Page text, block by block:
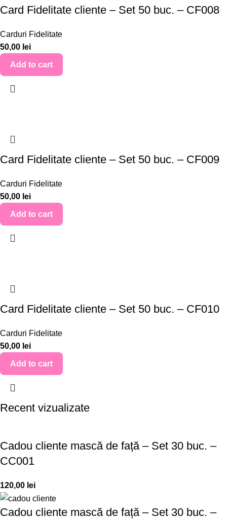
Card Fidelitate cliente – Set 50 buc. – CF008
Carduri Fidelitate
50,00 lei
Add to cart
Card Fidelitate cliente – Set 50 buc. – CF009
Carduri Fidelitate
50,00 lei
Add to cart
Card Fidelitate cliente – Set 50 buc. – CF010
Carduri Fidelitate
50,00 lei
Add to cart
Recent vizualizate
Cadou cliente mască de față – Set 30 buc. –
CC001
120,00 lei
Cadou cliente mască de față – Set 30 buc. –